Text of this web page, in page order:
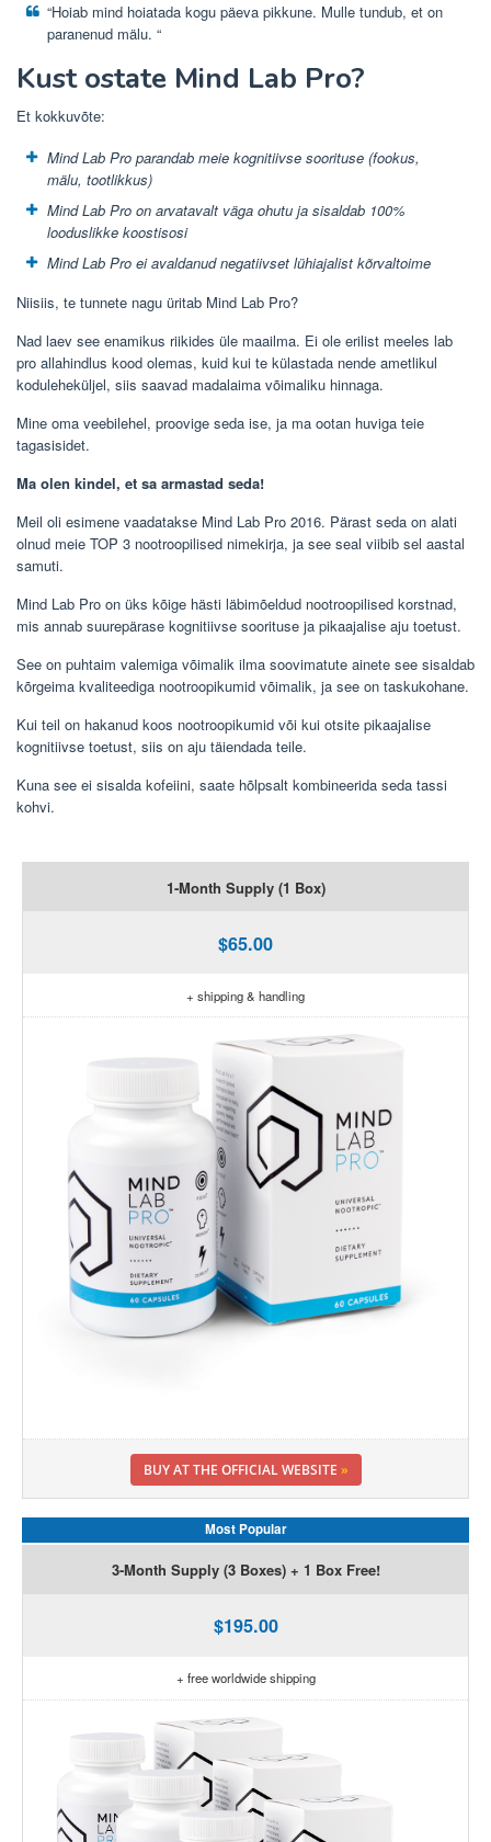
“Hoiab mind hoiatada kogu päeva pikkune. Mulle tundub, et on
paranenud mälu. “
Kust ostate Mind Lab Pro?
Et kokkuvõte:
Mind Lab Pro parandab meie kognitiivse soorituse (fookus,
mälu, tootlikkus)
Mind Lab Pro on arvatavalt väga ohutu ja sisaldab 100%
looduslikke koostisosi
Mind Lab Pro ei avaldanud negatiivset lühiajalist kõrvaltoime
Niisiis, te tunnete nagu üritab Mind Lab Pro?
Nad laev see enamikus riikides üle maailma. Ei ole erilist meeles lab
pro allahindlus kood olemas, kuid kui te külastada nende ametlikul
koduleheküljel, siis saavad madalaima võimaliku hinnaga.
Mine oma veebilehel, proovige seda ise, ja ma ootan huviga teie
tagasisidet.
Ma olen kindel, et sa armastad seda!
Meil oli esimene vaadatakse Mind Lab Pro 2016. Pärast seda on alati
olnud meie TOP 3 nootroopilised nimekirja, ja see seal viibib sel aastal
samuti.
Mind Lab Pro on üks kõige hästi läbimõeldud nootroopilised korstnad,
mis annab suurepärase kognitiivse soorituse ja pikaajalise aju toetust.
See on puhtaim valemiga võimalik ilma soovimatute ainete see sisaldab
kõrgeima kvaliteediga nootroopikumid võimalik, ja see on taskukohane.
Kui teil on hakanud koos nootroopikumid või kui otsite pikaajalise
kognitiivse toetust, siis on aju täiendada teile.
Kuna see ei sisalda kofeiini, saate hõlpsalt kombineerida seda tassi
kohvi.
1-Month Supply (1 Box)
$65.00
+ shipping & handling
BUY AT THE OFFICIAL WEBSITE »
Most Popular
3-Month Supply (3 Boxes) + 1 Box Free!
$195.00
+ free worldwide shipping